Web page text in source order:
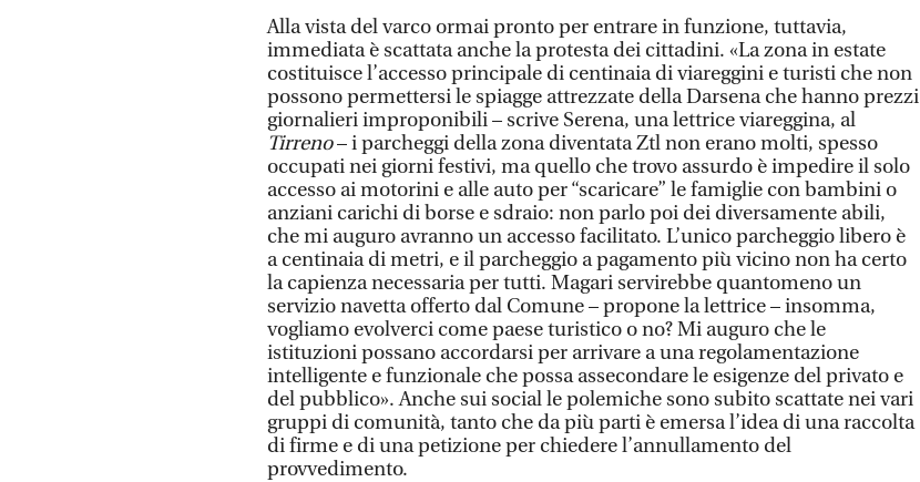
Alla vista del varco ormai pronto per entrare in funzione, tuttavia,
immediata è scattata anche la protesta dei cittadini. «La zona in estate
costituisce l’accesso principale di centinaia di viareggini e turisti che non
possono permettersi le spiagge attrezzate della Darsena che hanno prezzi
giornalieri improponibili – scrive Serena, una lettrice viareggina, al
Tirreno– i parcheggi della zona diventata Ztl non erano molti, spesso
occupati nei giorni festivi, ma quello che trovo assurdo è impedire il solo
accesso ai motorini e alle auto per “scaricare” le famiglie con bambini o
anziani carichi di borse e sdraio: non parlo poi dei diversamente abili,
che mi auguro avranno un accesso facilitato. L’unico parcheggio libero è
a centinaia di metri, e il parcheggio a pagamento più vicino non ha certo
la capienza necessaria per tutti. Magari servirebbe quantomeno un
servizio navetta offerto dal Comune – propone la lettrice – insomma,
vogliamo evolverci come paese turistico o no? Mi auguro che le
istituzioni possano accordarsi per arrivare a una regolamentazione
intelligente e funzionale che possa assecondare le esigenze del privato e
del pubblico». Anche sui social le polemiche sono subito scattate nei vari
gruppi di comunità, tanto che da più parti è emersa l’idea di una raccolta
di firme e di una petizione per chiedere l’annullamento del
provvedimento.